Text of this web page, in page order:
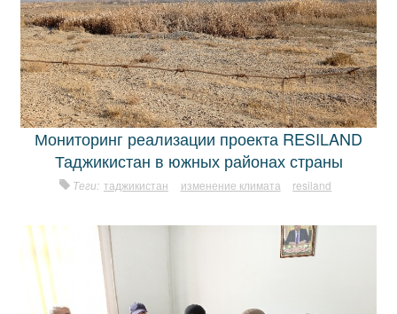
Мониторинг реализации проекта RESILAND
Таджикистан в южных районах страны
Теги: таджикистан изменение климата resiland